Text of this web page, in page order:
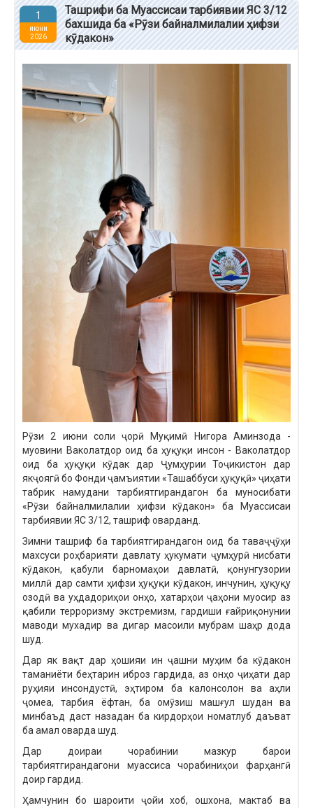
1
июни
2026
Ташрифи ба Муассисаи тарбиявии ЯС 3/12
бахшида ба «Рӯзи байналмилалии ҳифзи
кӯдакон»
Рӯзи 2 июни соли ҷорӣ Муқимӣ Нигора Аминзода -
муовини Ваколатдор оид ба ҳуқуқи инсон - Ваколатдор
оид ба ҳуқуқи кӯдак дар Ҷумҳурии Тоҷикистон дар
якҷоягӣ бо Фонди ҷамъиятии «Ташаббуси ҳуқуқӣ» ҷиҳати
табрик намудани тарбиятгирандагон ба муносибати
«Рӯзи байналмилалии ҳифзи кӯдакон» ба Муассисаи
тарбиявии ЯС 3/12, ташриф оварданд.
Зимни ташриф ба тарбиятгирандагон оид ба таваҷҷӯҳи
махсуси роҳбарияти давлату ҳукумати ҷумҳурӣ нисбати
кӯдакон, қабули барномаҳои давлатӣ, қонунгузории
миллӣ дар самти ҳифзи ҳуқуқи кӯдакон, инчунин, ҳуқуқу
озодӣ ва уҳдадориҳои онҳо, хатарҳои ҷаҳони муосир аз
қабили терроризму экстремизм, гардиши ғайриқонунии
маводи мухадир ва дигар масоили мубрам шаҳр дода
шуд.
Дар як вақт дар ҳошияи ин ҷашни муҳим ба кӯдакон
таманиёти беҳтарин иброз гардида, аз онҳо ҷиҳати дар
руҳияи инсондустӣ, эҳтиром ба калонсолон ва аҳли
ҷомеа, тарбия ёфтан, ба омӯзиш машғул шудан ва
минбаъд даст назадан ба кирдорҳои номатлуб даъват
ба амал оварда шуд.
Дар доираи чорабинии мазкур барои
тарбиятгирандагони муассиса чорабиниҳои фарҳангӣ
доир гардид.
Ҳамчунин бо шароити ҷойи хоб, ошхона, мактаб ва